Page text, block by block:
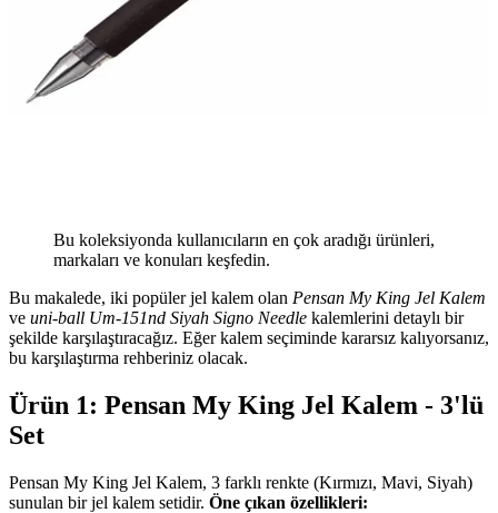
Bu koleksiyonda kullanıcıların en çok aradığı ürünleri,
markaları ve konuları keşfedin.
Bu makalede, iki popüler jel kalem olan Pensan My King Jel Kalem
ve uni-ball Um-151nd Siyah Signo Needle kalemlerini detaylı bir
şekilde karşılaştıracağız. Eğer kalem seçiminde kararsız kalıyorsanız,
bu karşılaştırma rehberiniz olacak.
Ürün 1: Pensan My King Jel Kalem - 3'lü
Set
Pensan My King Jel Kalem, 3 farklı renkte (Kırmızı, Mavi, Siyah)
sunulan bir jel kalem setidir. Öne çıkan özellikleri: